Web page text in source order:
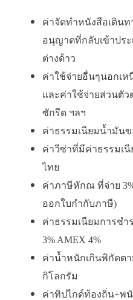
ค่าจัดทำหนังสือเดินท
อนุญาตที่กลับเข้าปร
ต่างด้าว
ค่าใช้จ่ายอื่นๆนอกเห
และค่าใช้จ่ายส่วนตัว
ซักรีด ฯลฯ
ค่าธรรมเนียมน้ำมัน
ค่าวีซ่าที่มีค่าธรรมเ
ไทย
ค่าภาษีหักณ ที่จ่าย
ออกใบกำกับภาษี)
ค่าธรรมเนียมการชำ
3% AMEX 4%
ค่าน้ำหนักเกินพิกัดต
กิโลกรัม
ค่าทิปไกด์ท้องถิ่น+พ